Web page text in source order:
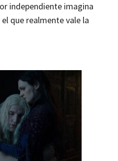
independiente imagina
que realmente vale la